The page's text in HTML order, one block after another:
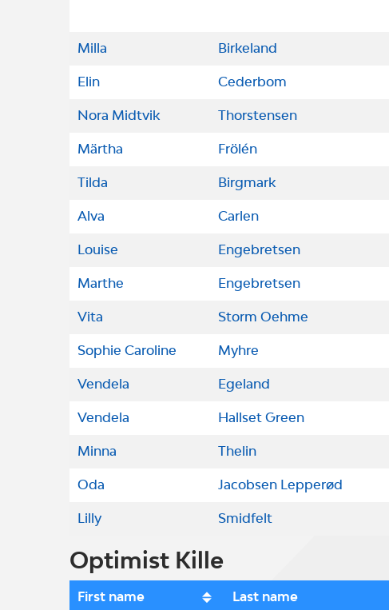
Milla Birkeland
Elin Cederbom
Nora Midtvik Thorstensen
Märtha Frölén
Tilda Birgmark
Alva Carlen
Louise Engebretsen
Marthe Engebretsen
Vita Storm Oehme
Sophie Caroline Myhre
Vendela Egeland
Vendela Hallset Green
Minna Thelin
Oda Jacobsen Lepperød
Lilly Smidfelt
Optimist Kille
First name Last name